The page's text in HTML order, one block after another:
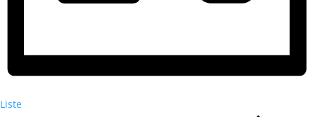
Liste